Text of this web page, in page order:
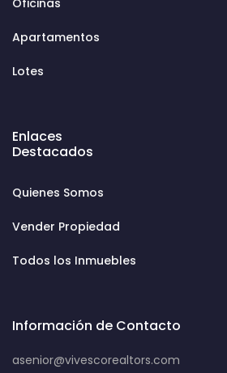
Apartamentos
Lotes
Enlaces
Destacados
Quienes Somos
Vender Propiedad
Todos los Inmuebles
Información de Contacto
asenior@vivescorealtors.com